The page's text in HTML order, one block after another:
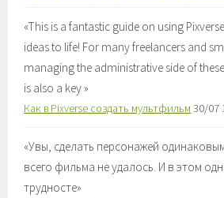
«This is a fantastic guide on using
ideas to life! For many freelancers and
managing the administrative side of
is also a key»
Как в Pixverse создать мультфильм 30/07
«Увы, сделать персонажей
всего фильма не удалось. И в этом
трудносте»